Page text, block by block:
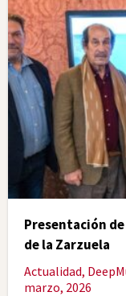
Presentación
de la Zarzuela
Actualidad,
marzo, 2026